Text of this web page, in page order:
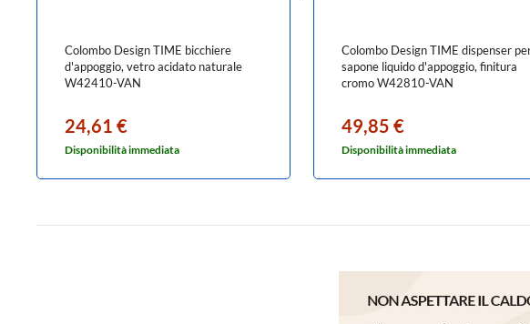
Colombo Design TIME bicchiere
d'appoggio, vetro acidato naturale
W42410-VAN
24,61 €
Disponibilità immediata
Colombo Design TIME dispenser
sapone liquido d'appoggio, finitura
cromo W42810-VAN
49,85 €
Disponibilità immediata